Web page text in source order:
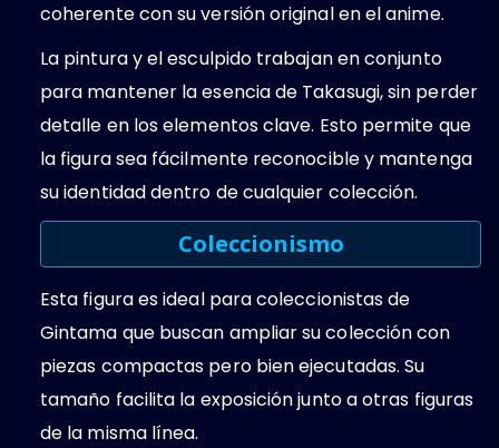
coherente con su versión original en el anime.
La pintura y el esculpido trabajan en conjunto
para mantener la esencia de Takasugi, sin perder
detalle en los elementos clave. Esto permite que
la figura sea fácilmente reconocible y mantenga
su identidad dentro de cualquier colección.
Coleccionismo
Esta figura es ideal para coleccionistas de
Gintama que buscan ampliar su colección con
piezas compactas pero bien ejecutadas. Su
tamaño facilita la exposición junto a otras figuras
de la misma línea.